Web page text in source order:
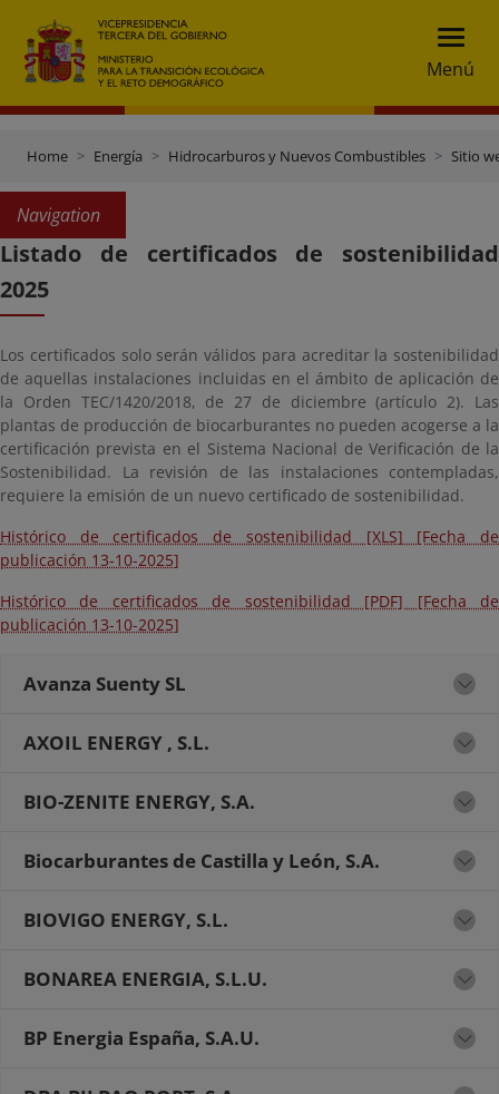
Menú
Home Energía Hidrocarburos y Nuevos Combustibles Sitio
Navigation
Listado de certificados de sostenibilidad
2025
Los certificados solo serán válidos para acreditar la sostenibilidad
de aquellas instalaciones incluidas en el ámbito de aplicación de
la Orden TEC/1420/2018, de 27 de diciembre (artículo 2). Las
plantas de producción de biocarburantes no pueden acogerse a la
certificación prevista en el Sistema Nacional de Verificación de la
Sostenibilidad. La revisión de las instalaciones contempladas,
requiere la emisión de un nuevo certificado de sostenibilidad.
Histórico de certificados de sostenibilidad [XLS] [Fecha de
publicación 13-10-2025]
Histórico de certificados de sostenibilidad [PDF] [Fecha de
publicación 13-10-2025]
Avanza Suenty SL
AXOIL ENERGY , S.L.
BIO-ZENITE ENERGY, S.A.
Biocarburantes de Castilla y León, S.A.
BIOVIGO ENERGY, S.L.
BONAREA ENERGIA, S.L.U.
BP Energia España, S.A.U.